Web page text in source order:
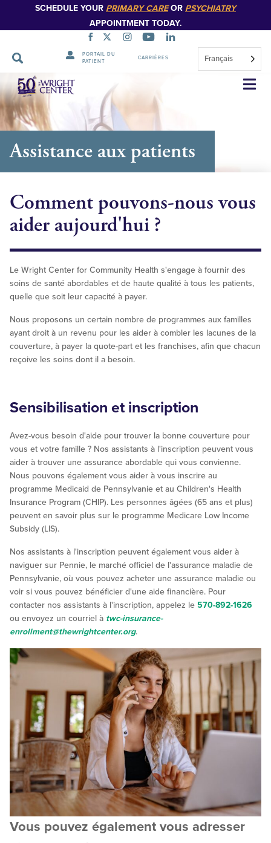
SCHEDULE YOUR PRIMARY CAREOR PSYCHIATRY
APPOINTMENT TODAY.
PORTAIL DU
PATIENT
CARRIÈRES Français
Sauter
la
navigation
Assistance aux patients
Comment pouvons-nous vous
aider aujourd'hui ?
Le Wright Center for Community Health s'engage à fournir des
soins de santé abordables et de haute qualité à tous les patients,
quelle que soit leur capacité à payer.
Nous proposons un certain nombre de programmes aux familles
ayant droit à un revenu pour les aider à combler les lacunes de la
couverture, à payer la quote-part et les franchises, afin que chacun
reçoive les soins dont il a besoin.
Sensibilisation et inscription
Avez-vous besoin d'aide pour trouver la bonne couverture pour
vous et votre famille ? Nos assistants à l'inscription peuvent vous
aider à trouver une assurance abordable qui vous convienne.
Nous pouvons également vous aider à vous inscrire au
programme Medicaid de Pennsylvanie et au Children's Health
Insurance Program (CHIP). Les personnes âgées (65 ans et plus)
peuvent en savoir plus sur le programme Medicare Low Income
Subsidy (LIS).
Nos assistants à l'inscription peuvent également vous aider à
naviguer sur Pennie, le marché officiel de l'assurance maladie de
Pennsylvanie, où vous pouvez acheter une assurance maladie ou
voir si vous pouvez bénéficier d'une aide financière. Pour
contacter nos assistants à l'inscription, appelez le 570-892-1626
ou envoyez un courriel à twc-insurance-
enrollment@thewrightcenter.org.
Vous pouvez également vous adresser